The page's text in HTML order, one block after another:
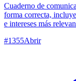
Cuaderno de
forma correcta,
e intereses más
#1355Abrir